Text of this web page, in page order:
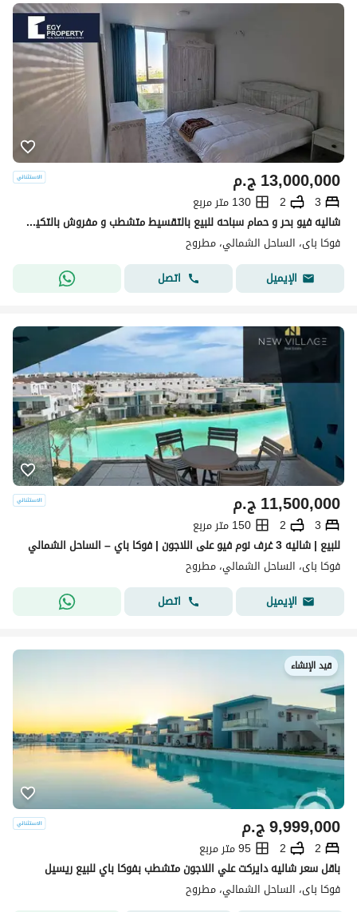
ج.م13,000,000
3
2
130 متر مربع
شاليه فيو بحر و حمام سباحه للبيع بالتقسيط متشطب و مفروش بالتكيفات في فوكا باي الساحل الشمالي
فوكا باى، الساحل الشمالي، مطروح
الإيميل
اتصل
ج.م11,500,000
3
2
150 متر مربع
للبيع | شاليه 3 غرف نوم فيو على اللاجون | فوكا باي – الساحل الشمالي
فوكا باى، الساحل الشمالي، مطروح
الإيميل
اتصل
قيد الإنشاء
ج.م9,999,000
2
2
95 متر مربع
باقل سعر شاليه دايركت علي اللاجون متشطب بفوكا باي للبيع ريسيل
فوكا باى، الساحل الشمالي، مطروح